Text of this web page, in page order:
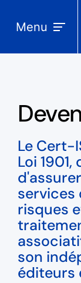
Menu
Le Cert-
Loi
services
risques
son
éditeurs